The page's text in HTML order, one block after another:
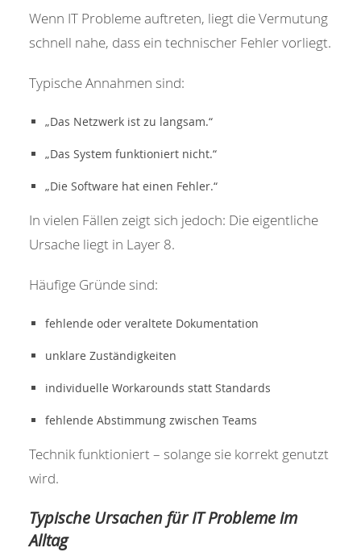
Wenn IT Probleme auftreten, liegt die Vermutung
schnell nahe, dass ein technischer Fehler vorliegt.
Typische Annahmen sind:
„Das Netzwerk ist zu langsam.“
„Das System funktioniert nicht.“
„Die Software hat einen Fehler.“
In vielen Fällen zeigt sich jedoch: Die eigentliche
Ursache liegt in Layer 8.
Häufige Gründe sind:
fehlende oder veraltete Dokumentation
unklare Zuständigkeiten
individuelle Workarounds statt Standards
fehlende Abstimmung zwischen Teams
Technik funktioniert – solange sie korrekt genutzt
wird.
Typische Ursachen für IT Probleme im
Alltag